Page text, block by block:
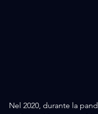
Nel 2020, durante la